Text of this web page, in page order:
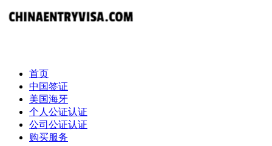
首页
中国签证
美国海牙
个人公证认证
公司公证认证
购买服务